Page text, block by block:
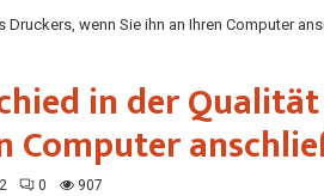
wenn Sie ihn an Ihren Computer
in der
Computer
0 907